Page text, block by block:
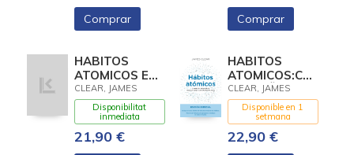
Comprar Comprar
HABITOS
ATOMICOS EN
ACCION:EJERCICIOS
SENCILLOS
PARA
CLEAR, JAMES
Disponibilitat
inmediata
21,90 €
HABITOS
ATOMICOS:CAMBIO
PEQUEÑOS,
RESULTADOS
CLEAR, JAMES
Disponible en 1
setmana
22,90 €